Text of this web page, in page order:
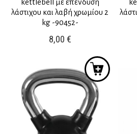
λάστιχου και λαβή χρωμίου 2
kg -90452-
8,00 €